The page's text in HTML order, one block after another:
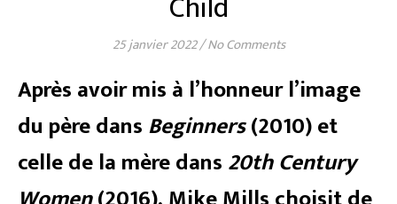
25 janvier 2022/No Comments
Après avoir mis à l’honneur l’image
du père dansBeginners(2010) et
celle de la mère dans20th Century